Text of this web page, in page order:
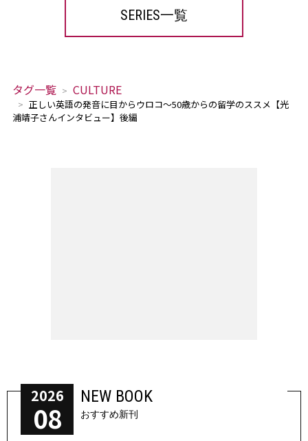
SERIES一覧
タグ一覧 CULTURE
正しい英語の発音に目からウロコ～50歳からの留学のススメ【光
浦靖子さんインタビュー】後編
2026
08
NEW BOOK
おすすめ新刊